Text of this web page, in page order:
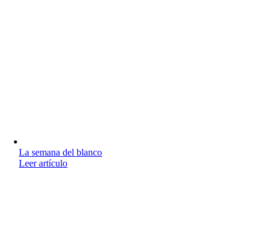
La semana del blanco
Leer artículo